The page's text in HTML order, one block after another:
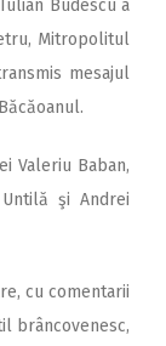
Budescu a
Mitropolitul
mesajul
Valeriu Baban,
şi Andrei
cu comentarii
brâncovenesc,